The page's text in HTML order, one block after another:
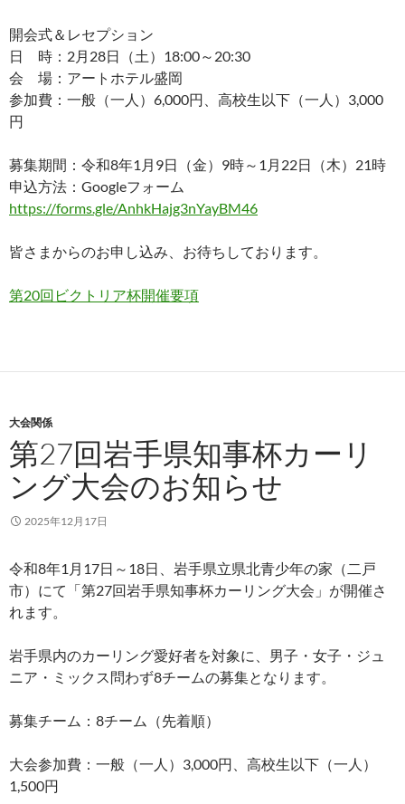
開会式＆レセプション
日 時：2月28日（土）18:00～20:30
会 場：アートホテル盛岡
参加費：一般（一人）6,000円、高校生以下（一人）3,000
円
募集期間：令和8年1月9日（金）9時～1月22日（木）21時
申込方法：Googleフォーム
https://forms.gle/AnhkHajg3nYayBM46
皆さまからのお申し込み、お待ちしております。
第20回ビクトリア杯開催要項
大会関係
第27回岩手県知事杯カーリ
ング大会のお知らせ
2025年12月17日
令和8年1月17日～18日、岩手県立県北青少年の家（二戸
市）にて「第27回岩手県知事杯カーリング大会」が開催さ
れます。
岩手県内のカーリング愛好者を対象に、男子・女子・ジュ
ニア・ミックス問わず8チームの募集となります。
募集チーム：8チーム（先着順）
大会参加費：一般（一人）3,000円、高校生以下（一人）
1,500円